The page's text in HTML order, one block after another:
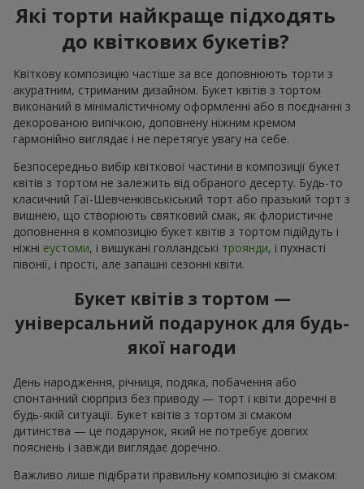
Які торти найкраще підходять
до квіткових букетів?
Квіткову композицію частіше за все доповнюють торти з
акуратним, стриманим дизайном. Букет квітів з тортом
виконаний в мінімалістичному оформленні або в поєднанні з
декорованою випічкою, доповнену ніжним кремом
гармонійно виглядає і не перетягує увагу на себе.
Безпосередньо вибір квіткової частини в композиції букет
квітів з тортом не залежить від обраного десерту. Будь-то
класичний Гаї-Шевченківськіський торт або празький торт з
вишнею, що створюють святковий смак, як флористичне
доповнення в композицію букет квітів з тортом підійдуть і
ніжні еустоми, і вишукані голландські троянди, і пухнасті
півонії, і прості, але запашні сезонні квіти.
Букет квітів з тортом —
універсальний подарунок для будь-
якої нагоди
День народження, річниця, подяка, побачення або
спонтанний сюрприз без приводу — торт і квіти доречні в
будь-якій ситуації. Букет квітів з тортом зі смаком
дитинства — це подарунок, який не потребує довгих
пояснень і завжди виглядає доречно.
Важливо лише підібрати правильну композицію зі смаком: